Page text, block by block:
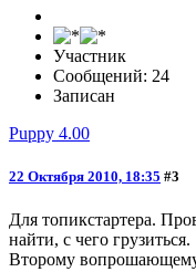
Участник
Сообщений: 24
Записан
Puppy 4.00
22 Октября 2010, 18:35 #3
Для топикстартера.
найти, с чего грузиться.
Второму